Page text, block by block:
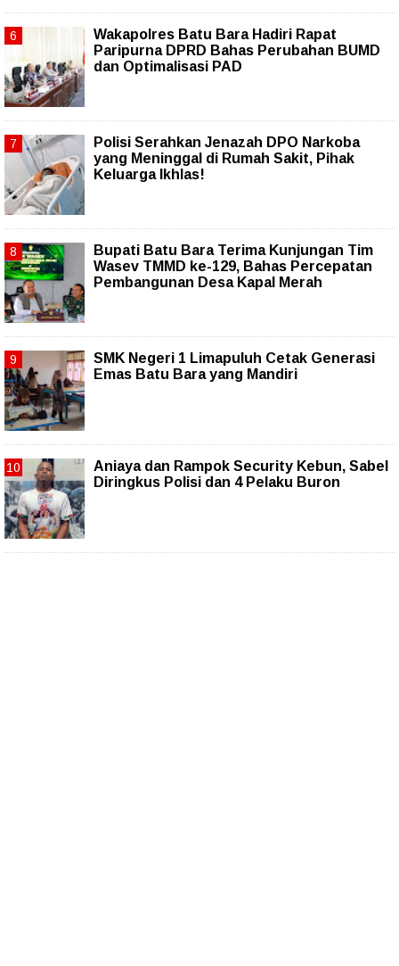
Wakapolres Batu Bara Hadiri Rapat
Paripurna DPRD Bahas Perubahan BUMD
dan Optimalisasi PAD
Polisi Serahkan Jenazah DPO Narkoba
yang Meninggal di Rumah Sakit, Pihak
Keluarga Ikhlas!
Bupati Batu Bara Terima Kunjungan Tim
Wasev TMMD ke-129, Bahas Percepatan
Pembangunan Desa Kapal Merah
SMK Negeri 1 Limapuluh Cetak Generasi
Emas Batu Bara yang Mandiri
Aniaya dan Rampok Security Kebun, Sabel
Diringkus Polisi dan 4 Pelaku Buron